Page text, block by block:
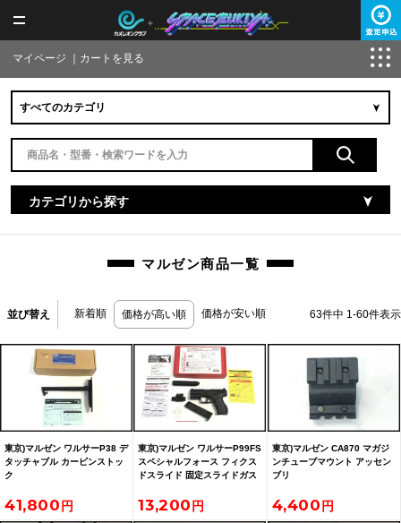
マイページ カートを見る
カテゴリから探す
マルゼン商品一覧
並び替え 新着順 価格が高い順 価格が安い順 63件中 1-60件表示
東京)マルゼン ワルサーP38 デ
タッチャブル カービンストッ
ク
41,800
東京)マルゼン ワルサーP99FS
スペシャルフォース フィクス
ドスライド 固定スライドガス
13,200
東京)マルゼン CA870 マガジ
ンチューブマウント アッセン
ブリ
4,400